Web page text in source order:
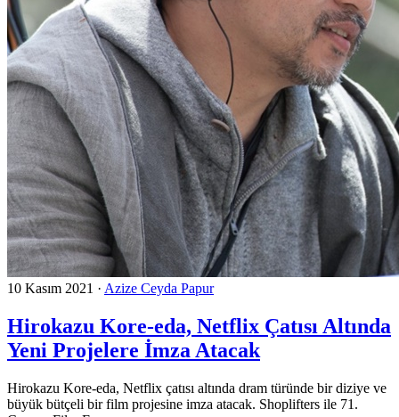
10 Kasım 2021 · Azize Ceyda Papur
Hirokazu Kore-eda, Netflix Çatısı Altında
Yeni Projelere İmza Atacak
Hirokazu Kore-eda, Netflix çatısı altında dram türünde bir diziye ve
büyük bütçeli bir film projesine imza atacak. Shoplifters ile 71.